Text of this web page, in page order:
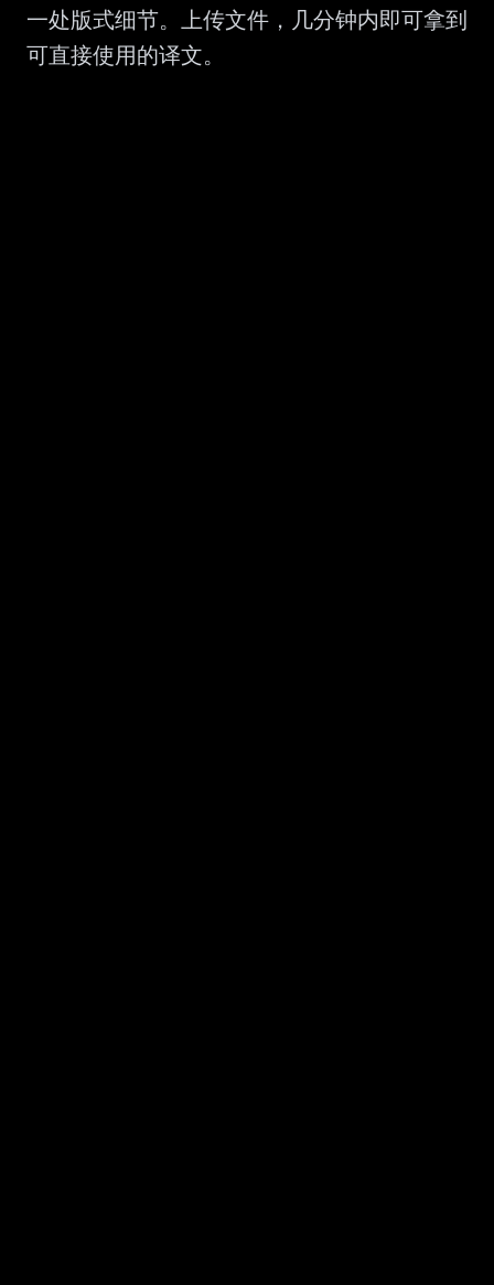
一处版式细节。上传文件，几分钟内即可拿到
可直接使用的译文。